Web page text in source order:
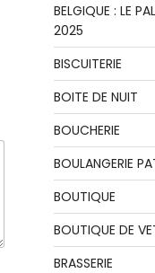
BELGIQUE : LE
2025
BISCUITERIE
BOITE DE NUIT
BOUCHERIE
BOULANGERIE
BOUTIQUE
BOUTIQUE DE
BRASSERIE